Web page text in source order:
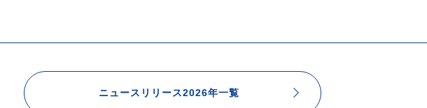
ニュースリリース2026年一覧